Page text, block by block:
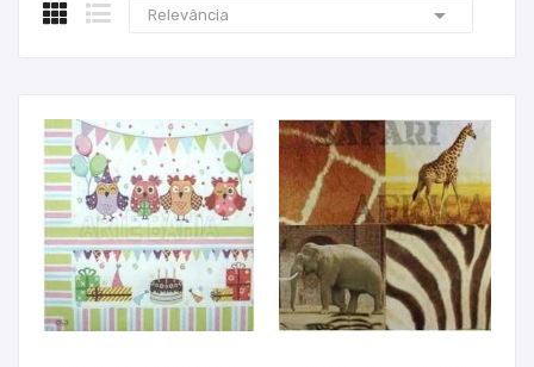
Relevância 